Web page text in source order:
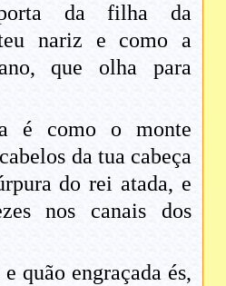
da filha da
nariz e como a
que olha para
é como o monte
da tua cabeça
do rei atada, e
nos canais dos
quão engraçada és,